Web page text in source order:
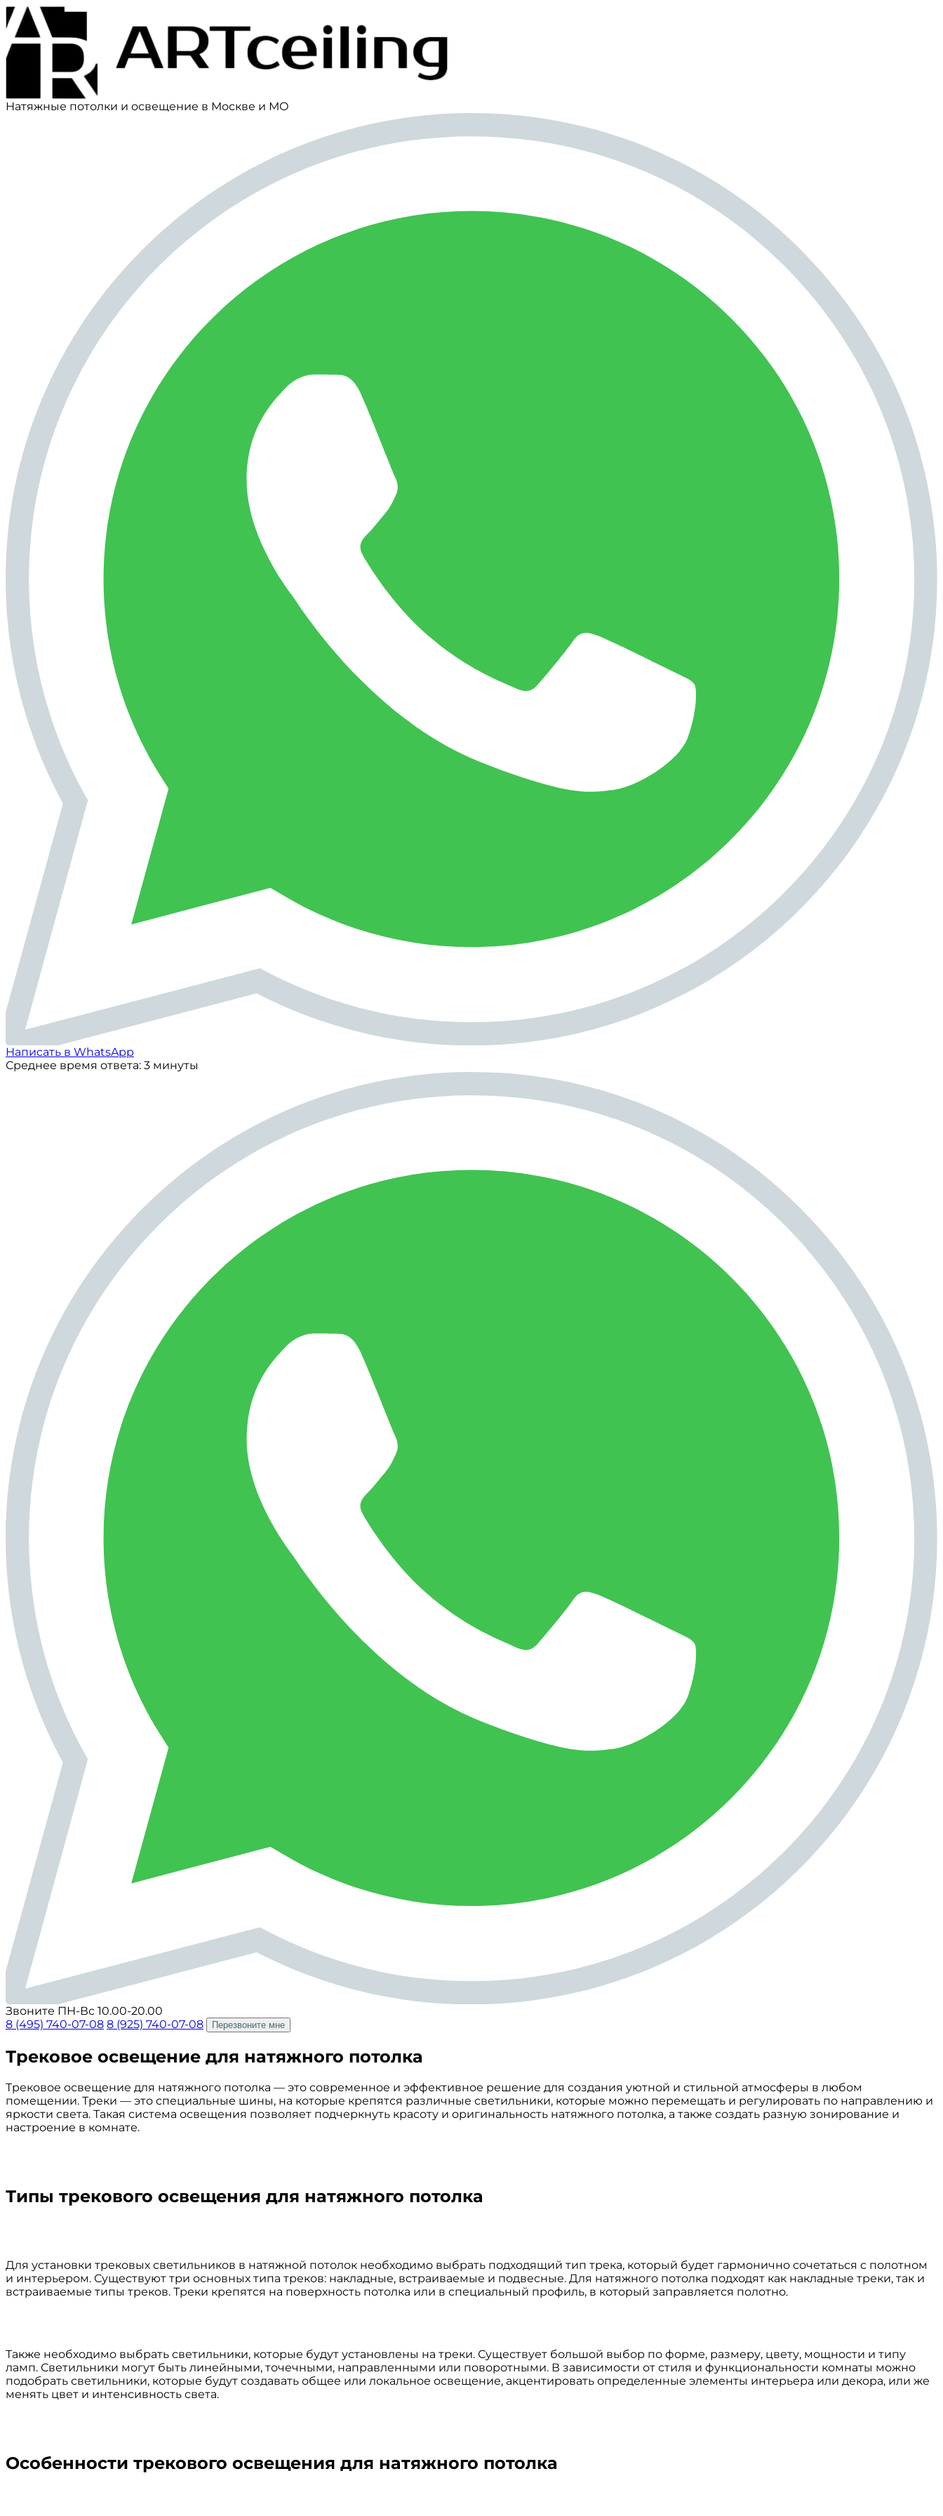
Натяжные потолки и освещение в Москве и МО
Написать в WhatsApp
Среднее время ответа: 3 минуты
Звоните ПН-Вс 10.00-20.00
8 (495) 740-07-08 8 (925) 740-07-08 Перезвоните мне
Трековое освещение для натяжного потолка
Трековое освещение для натяжного потолка — это современное и эффективное решение для создания уютной и стильной атмосферы в любом
помещении. Треки — это специальные шины, на которые крепятся различные светильники, которые можно перемещать и регулировать по направлению и
яркости света. Такая система освещения позволяет подчеркнуть красоту и оригинальность натяжного потолка, а также создать разную зонирование и
настроение в комнате.
Типы трекового освещения для натяжного потолка
Для установки трековых светильников в натяжной потолок необходимо выбрать подходящий тип трека, который будет гармонично сочетаться с полотном
и интерьером. Существуют три основных типа треков: накладные, встраиваемые и подвесные. Для натяжного потолка подходят как накладные треки, так и
встраиваемые типы треков. Треки крепятся на поверхность потолка или в специальный профиль, в который заправляется полотно.
Также необходимо выбрать светильники, которые будут установлены на треки. Существует большой выбор по форме, размеру, цвету, мощности и типу
ламп. Светильники могут быть линейными, точечными, направленными или поворотными. В зависимости от стиля и функциональности комнаты можно
подобрать светильники, которые будут создавать общее или локальное освещение, акцентировать определенные элементы интерьера или декора, или же
менять цвет и интенсивность света.
Особенности трекового освещения для натяжного потолка